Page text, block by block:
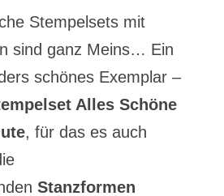
Stempelsets mit
sind ganz Meins… Ein
schönes Exemplar –
Alles Schöne
, für das es auch
Stanzformen